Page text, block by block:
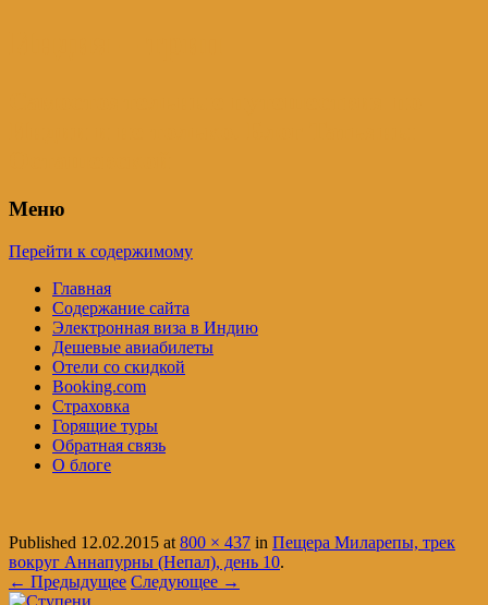
Меню
Перейти к содержимому
Главная
Содержание сайта
Электронная виза в Индию
Дешевые авиабилеты
Отели со скидкой
Booking.com
Страховка
Горящие туры
Обратная связь
О блоге
Published 12.02.2015 at800 × 437 in Пещера Миларепы, трек
вокруг Аннапурны (Непал), день 10.
← Предыдущее Следующее →